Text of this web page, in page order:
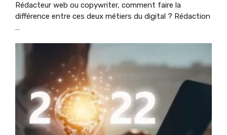
Rédacteur web ou copywriter, comment faire la
différence entre ces deux métiers du digital ? Rédaction
…